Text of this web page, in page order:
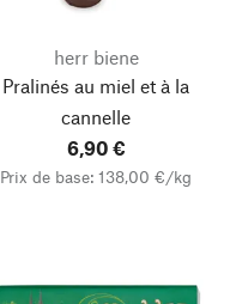
herr biene
Pralinés au miel et à la
cannelle
6,90 €
Prix de base: 138,00 €/kg